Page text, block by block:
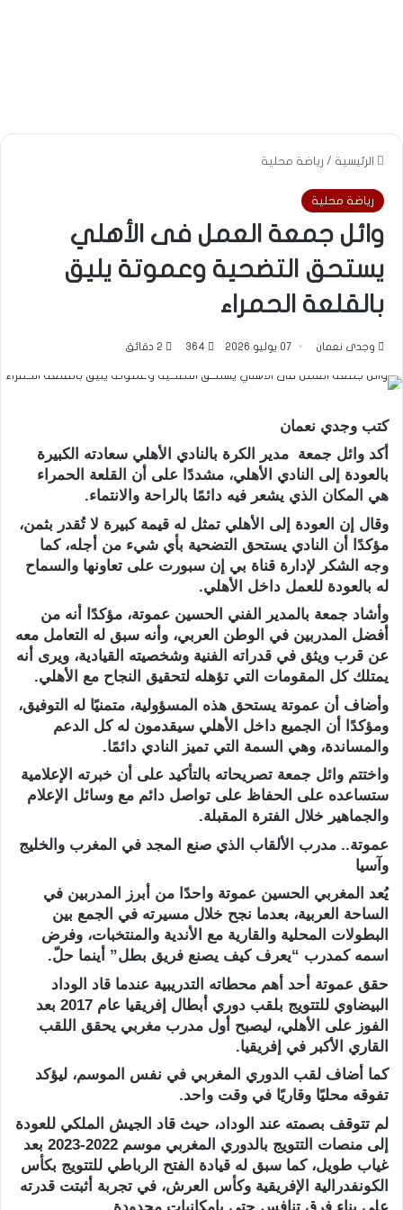
الرئيسية / رياضة محلية
رياضة محلية
وائل جمعة العمل فى الأهلي
يستحق التضحية وعموتة يليق
بالقلعة الحمراء
وجدى نعمان 07 يوليو 2026 364
كتب وجدي نعمان
أكد وائل جمعة مدير الكرة بالنادي الأهلي سعادته الكبيرة
بالعودة إلى النادي الأهلي، مشددًا على أن القلعة الحمراء
هي المكان الذي يشعر فيه دائمًا بالراحة والانتماء.
وقال إن العودة إلى الأهلي تمثل له قيمة كبيرة لا تُقدر بثمن،
مؤكدًا أن النادي يستحق التضحية بأي شيء من أجله، كما
وجه الشكر لإدارة قناة بي إن سبورت على تعاونها والسماح
له بالعودة للعمل داخل الأهلي.
وأشاد جمعة بالمدير الفني الحسين عموتة، مؤكدًا أنه من
أفضل المدربين في الوطن العربي، وأنه سبق له التعامل معه
عن قرب ويثق في قدراته الفنية وشخصيته القيادية، ويرى أنه
يمتلك كل المقومات التي تؤهله لتحقيق النجاح مع الأهلي.
وأضاف أن عموتة يستحق هذه المسؤولية، متمنيًا له التوفيق،
ومؤكدًا أن الجميع داخل الأهلي سيقدمون له كل الدعم
والمساندة، وهي السمة التي تميز النادي دائمًا.
واختتم وائل جمعة تصريحاته بالتأكيد على أن خبرته الإعلامية
ستساعده على الحفاظ على تواصل دائم مع وسائل الإعلام
والجماهير خلال الفترة المقبلة.
عموتة.. مدرب الألقاب الذي صنع المجد في المغرب والخليج
وآسيا
يُعد المغربي الحسين عموتة واحدًا من أبرز المدربين في
الساحة العربية، بعدما نجح خلال مسيرته في الجمع بين
البطولات المحلية والقارية مع الأندية والمنتخبات، وفرض
اسمه كمدرب “يعرف كيف يصنع فريق بطل” أينما حلّ.
حقق عموتة أحد أهم محطاته التدريبية عندما قاد الوداد
البيضاوي للتتويج بلقب دوري أبطال إفريقيا عام 2017 بعد
الفوز على الأهلي، ليصبح أول مدرب مغربي يحقق اللقب
القاري الأكبر في إفريقيا.
كما أضاف لقب الدوري المغربي في نفس الموسم، ليؤكد
تفوقه محليًا وقاريًا في وقت واحد.
لم تتوقف بصمته عند الوداد، حيث قاد الجيش الملكي للعودة
إلى منصات التتويج بالدوري المغربي موسم 2022-2023 بعد
غياب طويل، كما سبق له قيادة الفتح الرباطي للتتويج بكأس
الكونفدرالية الإفريقية وكأس العرش، في تجربة أثبتت قدرته
على بناء فرق تنافس حتى بإمكانيات محدودة.